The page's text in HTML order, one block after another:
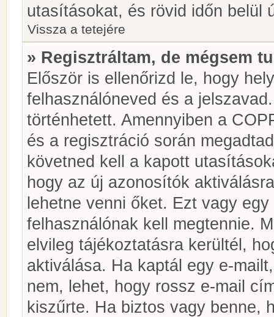
utasításokat, és rövid időn belül
Vissza a tetejére
» Regisztráltam, de mégsem
Először is ellenőrizd le, hogy
felhasználóneved és a
történhetett. Amennyiben a
és a regisztráció során
követned kell a kapott
hogy az új azonosítók
lehetne venni őket. Ezt vagy
felhasználónak kell megtennie.
elvileg tájékoztatásra kerültél,
aktiválása. Ha kaptál egy e-
nem, lehet, hogy rossz e-mail
kiszűrte. Ha biztos vagy benne,